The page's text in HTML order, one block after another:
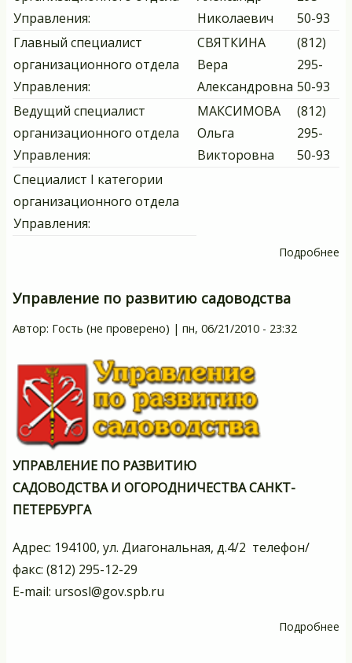
Управления:
Николаевич
50-93
Главный специалист
организационного отдела
Управления:
СВЯТКИНА
Вера
Александровна
(812)
295-
50-93
Ведущий специалист
организационного отдела
Управления:
МАКСИМОВА
Ольга
Викторовна
(812)
295-
50-93
Специалист I категории
организационного отдела
Управления:
Подробнее
Управление по развитию садоводства
Автор: Гость (не проверено) | пн, 06/21/2010 - 23:32
УПРАВЛЕНИЕ ПО РАЗВИТИЮ
САДОВОДСТВА И ОГОРОДНИЧЕСТВА САНКТ-
ПЕТЕРБУРГА
Адрес: 194100, ул. Диагональная, д.4/2 телефон/
факс: (812) 295-12-29
E-mail: ursosl@gov.spb.ru
Подробнее